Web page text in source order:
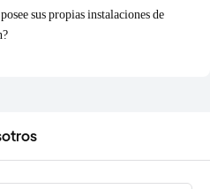
sus propias instalaciones de